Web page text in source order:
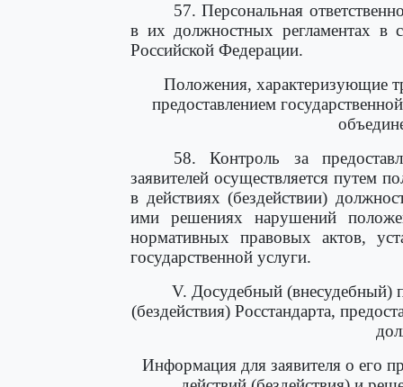
57. Персональная
в их должностных регламентах в
Российской Федерации.
Положения, характеризующие
предоставлением
58. Контроль за
заявителей осуществляется путем
в действиях (бездействии)
ими решениях нарушений
нормативных правовых актов,
государственной услуги.
V. Досудебный (внесудебный)
(бездействия) Росстандарта,
Информация для заявителя о его